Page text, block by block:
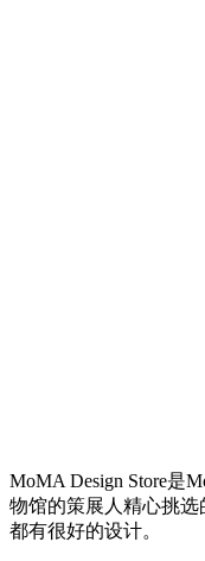
MoMA Design Store是
物馆的策展人精心挑选
都有很好的设计。